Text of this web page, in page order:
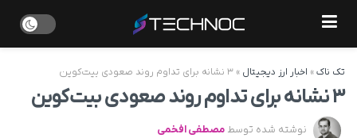
تک ناک» اخبار ارز دیجیتال » ۳ نشانه برای تداوم روند صعودی بیت‌کوین
۳ نشانه برای تداوم روند صعودی بیت‌کوین
نوشته شده توسط مصطفی افخمی